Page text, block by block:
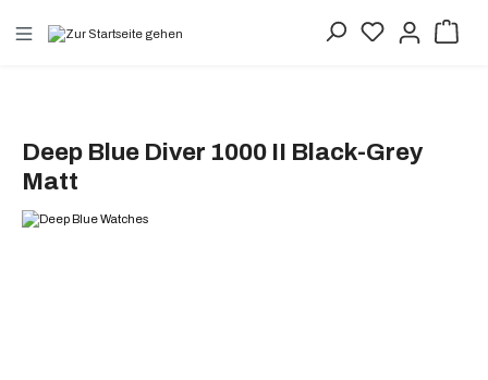
Deep Blue Diver 1000 II Black-Grey
Matt